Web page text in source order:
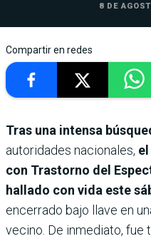
8 DE
Compartir en redes
Tras una intensa
autoridades nacionales,
con Trastorno del
hallado con vida este
encerrado bajo llave en
vecino. De inmediato, fue